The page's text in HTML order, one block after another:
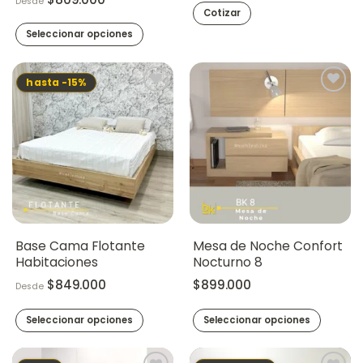
producto
Seleccionar opciones
producto
tiene
múltiples
variantes.
Las
opciones
se
pueden
elegir
en
la
página
producto
Cotizar
hasta -15%
Base Cama Flotante
Habitaciones
Desde $849.000
Seleccionar opciones
producto
Mesa de Noche Confort
Nocturno 8
$899.000
Seleccionar opciones